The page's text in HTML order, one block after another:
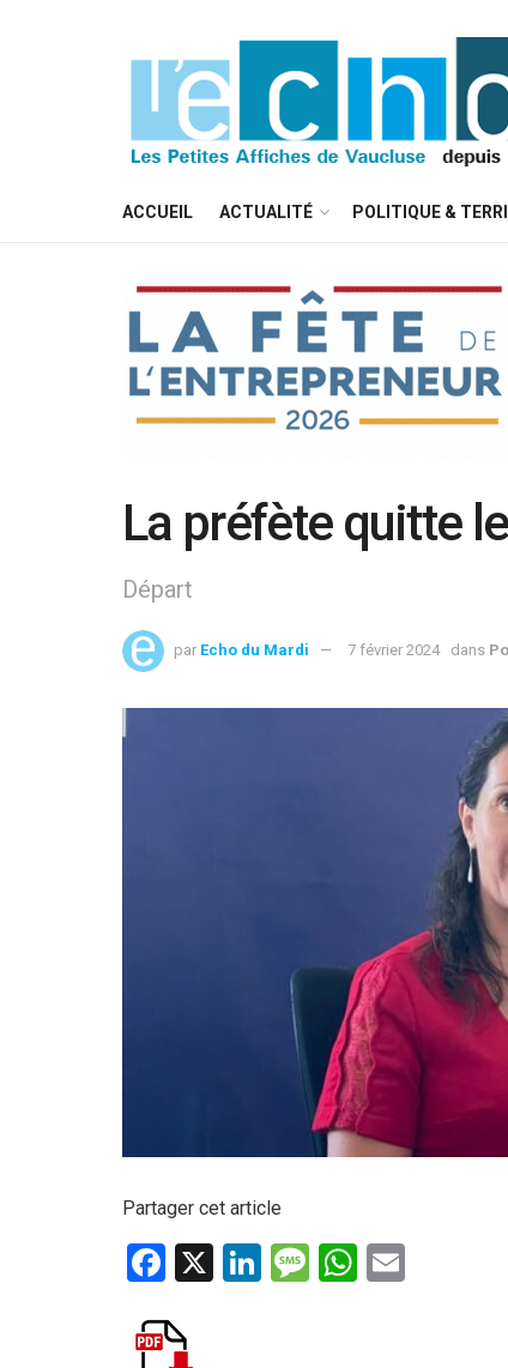
ACCUEIL ACTUALITÉ POLITIQUE &
La préfète quitte
Départ
par Echo du Mardi 7 février 2024 dans
Partager cet article
F
ce
X
Li
M W